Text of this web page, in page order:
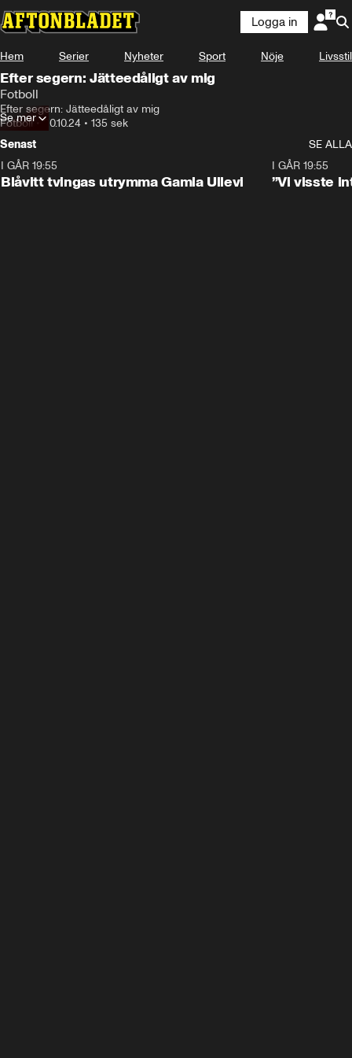
Logga in
Hem Serier Nyheter Sport Nöje Livsstil
Efter segern: Jätteedåligt av mig
Fotboll
Efter segern: Jätteedåligt av mig
Fotboll•20.10.24 • 135 sek
Se mer
Senast
SE ALLA
I GÅR 19:55
Blåvitt tvingas utrymma Gamla Ullevi
I GÅR 19:55
”Vi visste